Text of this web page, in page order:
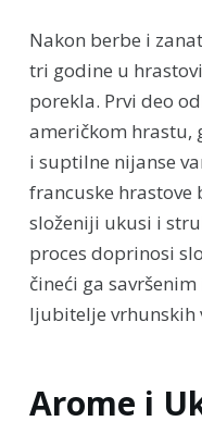
Nakon berbe i
tri godine u
porekla. Prvi deo
američkom hrastu,
i suptilne nijanse
francuske hrastove
složeniji ukusi i
proces doprinosi
čineći ga
ljubitelje vrhunskih
Arome i